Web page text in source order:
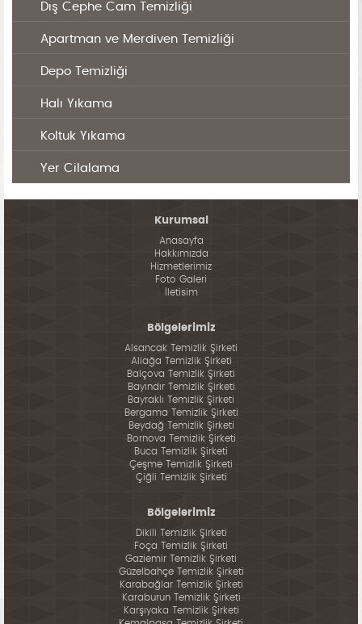
Dış Cephe Cam Temizliği
Apartman ve Merdiven Temizliği
Depo Temizliği
Halı Yıkama
Koltuk Yıkama
Yer Cilalama
Kurumsal
Anasayfa
Hakkımızda
Hizmetlerimiz
Foto Galeri
İletisim
Bölgelerimiz
Alsancak Temizlik Şirketi
Aliağa Temizlik Şirketi
Balçova Temizlik Şirketi
Bayındır Temizlik Şirketi
Bayraklı Temizlik Şirketi
Bergama Temizlik Şirketi
Beydağ Temizlik Şirketi
Bornova Temizlik Şirketi
Buca Temizlik Şirketi
Çeşme Temizlik Şirketi
Çiğli Temizlik Şirketi
Bölgelerimiz
Dikili Temizlik Şirketi
Foça Temizlik Şirketi
Gaziemir Temizlik Şirketi
Güzelbahçe Temizlik Şirketi
Karabağlar Temizlik Şirketi
Karaburun Temizlik Şirketi
Karşıyaka Temizlik Şirketi